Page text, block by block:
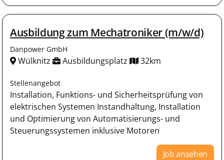
Ausbildung zum Mechatroniker (m/w/d)
Danpower GmbH
Wülknitz Ausbildungsplatz 32km
Stellenangebot
Installation, Funktions- und Sicherheitsprüfung von
elektrischen Systemen Instandhaltung, Installation
und Optimierung von Automatisierungs- und
Steuerungssystemen inklusive Motoren
Job ansehen